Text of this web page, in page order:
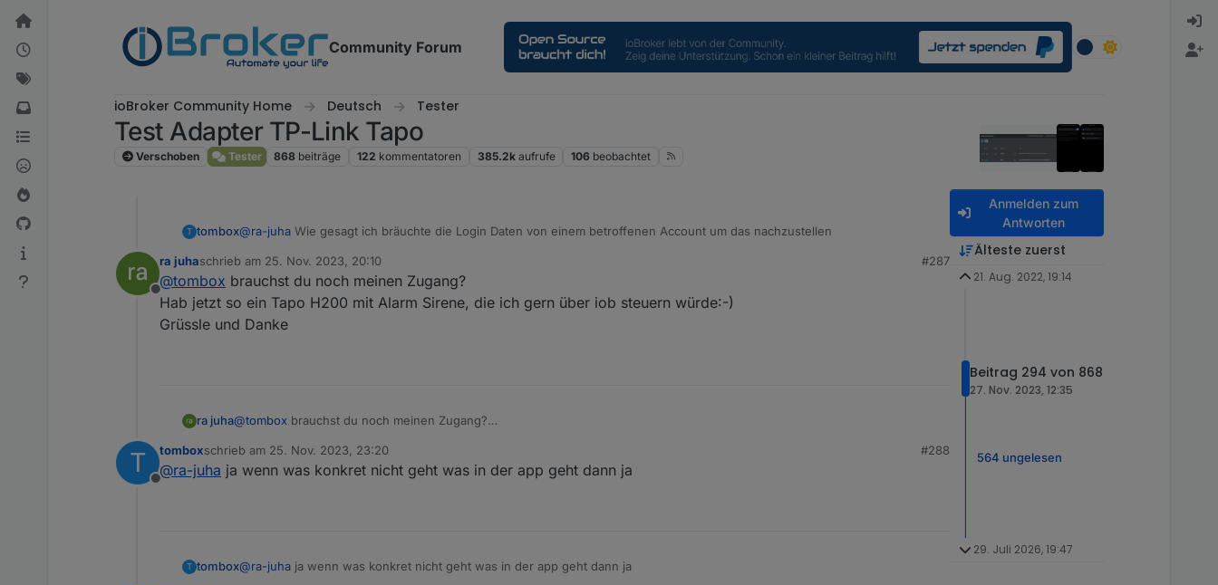
Weiter zum Inhalt
Community Forum
ioBroker Community Home Deutsch Tester
Test Adapter TP-Link Tapo
Verschoben Tester 868 beiträge 122 kommentatoren 385.2k aufrufe 106 beobachtet
T tombox@ra-juha Wie gesagt ich bräuchte die Login Daten von einem betroffenen Account um das nachzustellen
Offline
ra juhaschrieb am 25. Nov. 2023, 20:10
zuletzt editiert von
#287
@tombox brauchst du noch meinen Zugang?
Hab jetzt so ein Tapo H200 mit Alarm Sirene, die ich gern über iob steuern würde:-)
Grüssle und Danke
ra juha@tombox brauchst du noch meinen Zugang?
Grüssle und Danke
T
Offline
tomboxschrieb am 25. Nov. 2023, 23:20
zuletzt editiert von
#288
@ra-juha ja wenn was konkret nicht geht was in der app geht dann ja
T tombox@ra-juha ja wenn was konkret nicht geht was in der app geht dann ja
Anmelden zum
Antworten
Älteste zuerst
21. Aug. 2022, 19:14
Beitrag 294 von 868
27. Nov. 2023, 12:35
564 ungelesen
29. Juli 2026, 19:47